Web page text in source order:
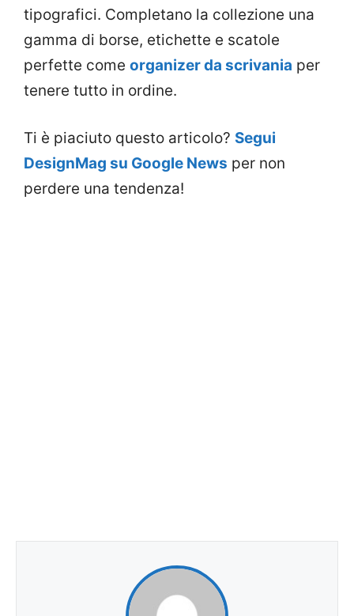
tipografici. Completano la collezione una
gamma di borse, etichette e scatole
perfette come organizer da scrivania per
tenere tutto in ordine.
Ti è piaciuto questo articolo? Segui
DesignMag su Google News per non
perdere una tendenza!